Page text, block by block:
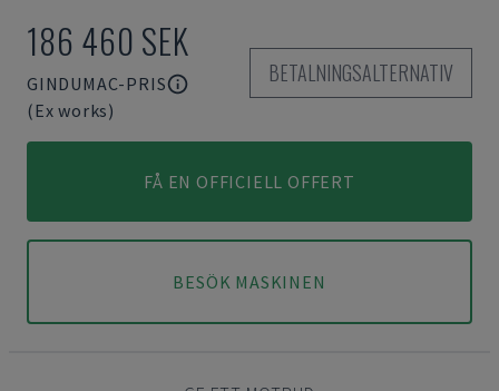
186 460 SEK
GINDUMAC-PRIS
(Ex works)
BETALNINGSALTERNATIV
FÅ EN OFFICIELL OFFERT
BESÖK MASKINEN